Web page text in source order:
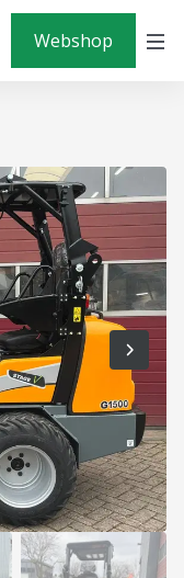
Webshop